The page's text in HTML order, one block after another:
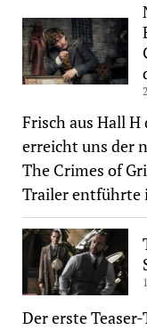
Frisch aus Hall
erreicht uns der
The Crimes of
Trailer entführte
Der erste